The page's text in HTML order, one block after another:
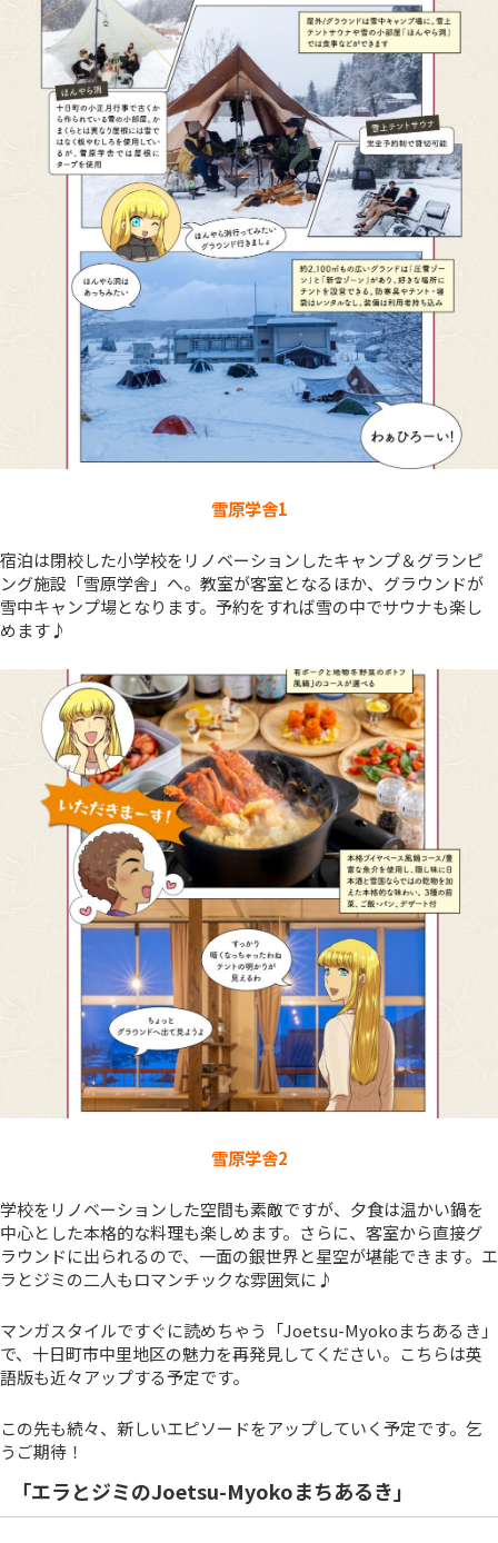
雪原学舎1
宿泊は閉校した小学校をリノベーションしたキャンプ＆グランピ
ング施設「雪原学舎」へ。教室が客室となるほか、グラウンドが
雪中キャンプ場となります。予約をすれば雪の中でサウナも楽し
めます♪
雪原学舎2
学校をリノベーションした空間も素敵ですが、夕食は温かい鍋を
中心とした本格的な料理も楽しめます。さらに、客室から直接グ
ラウンドに出られるので、一面の銀世界と星空が堪能できます。エ
ラとジミの二人もロマンチックな雰囲気に♪
マンガスタイルですぐに読めちゃう「Joetsu-Myokoまちあるき」
で、十日町市中里地区の魅力を再発見してください。こちらは英
語版も近々アップする予定です。
この先も続々、新しいエピソードをアップしていく予定です。乞
うご期待！
「エラとジミのJoetsu-Myokoまちあるき」